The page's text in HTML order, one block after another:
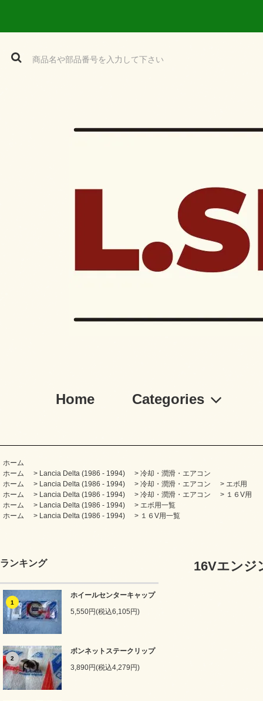
Home Categories
ホーム
ホーム
> Lancia Delta (1986 - 1994) > 冷却・潤滑・エアコン
ホーム
> Lancia Delta (1986 - 1994) > 冷却・潤滑・エアコン > エボ用
ホーム
> Lancia Delta (1986 - 1994) > 冷却・潤滑・エアコン > １６V用
ホーム
> Lancia Delta (1986 - 1994) > エボ用一覧
ホーム
> Lancia Delta (1986 - 1994) > １６V用一覧
ランキング
1
ホイールセンターキャップ
5,550円(税込6,105円)
2
ボンネットステークリップ
3,890円(税込4,279円)
16Vエン